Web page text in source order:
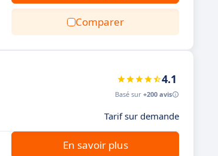
Comparer
4.1
Basé sur +200 avis
Tarif sur demande
En savoir plus